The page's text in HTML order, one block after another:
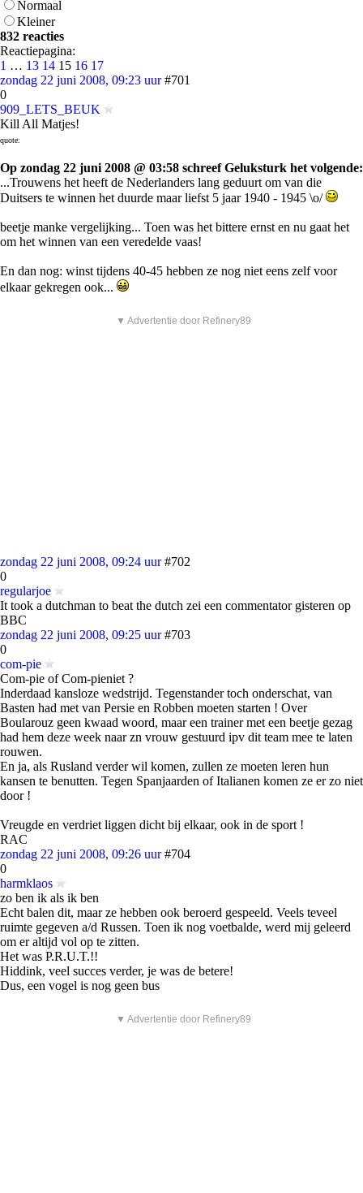
Normaal
Kleiner
832 reacties
Reactiepagina:
1 … 13 14 15 16 17
zondag 22 juni 2008, 09:23 uur #701
0
909_LETS_BEUK
Kill All Matjes!
quote:
Op zondag 22 juni 2008 @ 03:58 schreef Geluksturk het volgende:
...Trouwens het heeft de Nederlanders lang geduurt om van die
Duitsers te winnen het duurde maar liefst 5 jaar 1940 - 1945 \o/
beetje manke vergelijking... Toen was het bittere ernst en nu gaat het
om het winnen van een veredelde vaas!
En dan nog: winst tijdens 40-45 hebben ze nog niet eens zelf voor
elkaar gekregen ook...
▼ Advertentie door Refinery89
zondag 22 juni 2008, 09:24 uur #702
0
regularjoe
It took a dutchman to beat the dutch zei een commentator gisteren op
BBC
zondag 22 juni 2008, 09:25 uur #703
0
com-pie
Com-pie of Com-pieniet ?
Inderdaad kansloze wedstrijd. Tegenstander toch onderschat, van
Basten had met van Persie en Robben moeten starten ! Over
Boularouz geen kwaad woord, maar een trainer met een beetje gezag
had hem deze week naar zn vrouw gestuurd ipv dit team mee te laten
rouwen.
En ja, als Rusland verder wil komen, zullen ze moeten leren hun
kansen te benutten. Tegen Spanjaarden of Italianen komen ze er zo niet
door !
Vreugde en verdriet liggen dicht bij elkaar, ook in de sport !
RAC
zondag 22 juni 2008, 09:26 uur #704
0
harmklaos
zo ben ik als ik ben
Echt balen dit, maar ze hebben ook beroerd gespeeld. Veels teveel
ruimte gegeven a/d Russen. Toen ik nog voetbalde, werd mij geleerd
om er altijd vol op te zitten.
Het was P.R.U.T.!!
Hiddink, veel succes verder, je was de betere!
Dus, een vogel is nog geen bus
▼ Advertentie door Refinery89